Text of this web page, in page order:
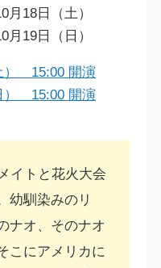
月18日（土）
月19日（日）
） 15:00 開演
） 15:00 開演
イトと花火大会
幼馴染みのリ
ナオ、そのナオ
こにアメリカに